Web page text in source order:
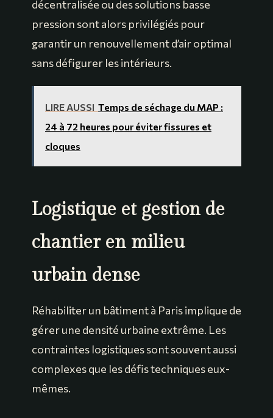
décentralisée ou des solutions basse
pression sont alors privilégiés pour
garantir un renouvellement d’air optimal
sans défigurer les intérieurs.
LIRE AUSSI Temps de séchage du MAP :
24 à 72 heures pour éviter fissures et
cloques
Logistique et gestion de
chantier en milieu
urbain dense
Réhabiliter un bâtiment à Paris implique de
gérer une densité urbaine extrême. Les
contraintes logistiques sont souvent aussi
complexes que les défis techniques eux-
mêmes.